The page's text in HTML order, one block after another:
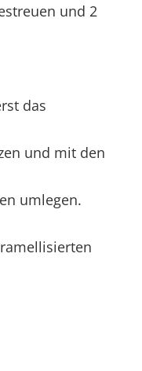
und 2
das
und mit den
umlegen.